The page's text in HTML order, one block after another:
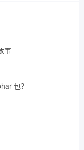
事
包？